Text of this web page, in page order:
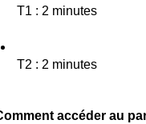
T1 : 2 minutes
T2 : 2 minutes
accéder au